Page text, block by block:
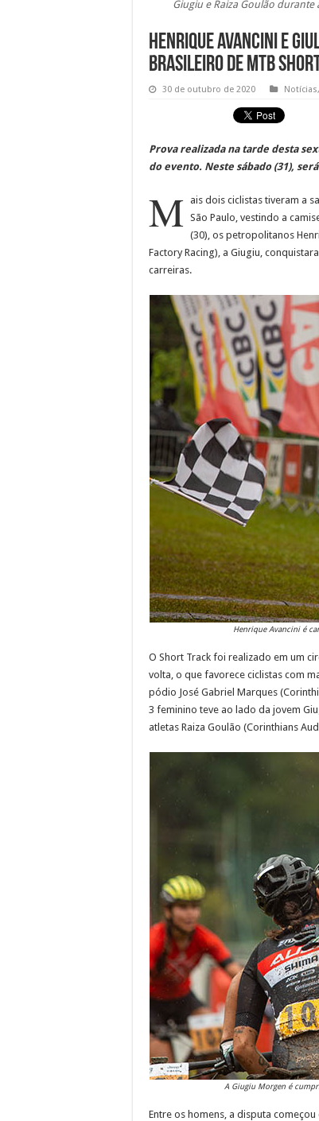
Giugiu e Raiza Goulão durante
Henrique Avancini e
Brasileiro de MTB
30 de outubro de 2020 Notícias,
Prova realizada na tarde desta
do evento. Neste sábado (31),
M ais dois ciclistas tiveram a
São Paulo, vestindo a
(30), os petropolitanos
Factory Racing), a Giugiu,
carreiras.
Henrique Avancini é
O Short Track foi realizado em um
volta, o que favorece ciclistas com
pódio José Gabriel Marques
3 feminino teve ao lado da jovem
atletas Raiza Goulão (Corinthians
A Giugiu Morgen é
Entre os homens, a disputa